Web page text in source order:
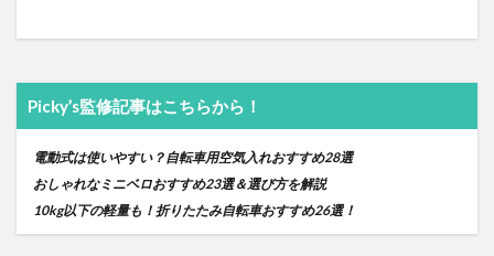
Picky’s監修記事はこちらから！
電動式は使いやすい？自転車用空気入れおすすめ28選
おしゃれなミニベロおすすめ23選＆選び方を解説
10kg以下の軽量も！折りたたみ自転車おすすめ26選！